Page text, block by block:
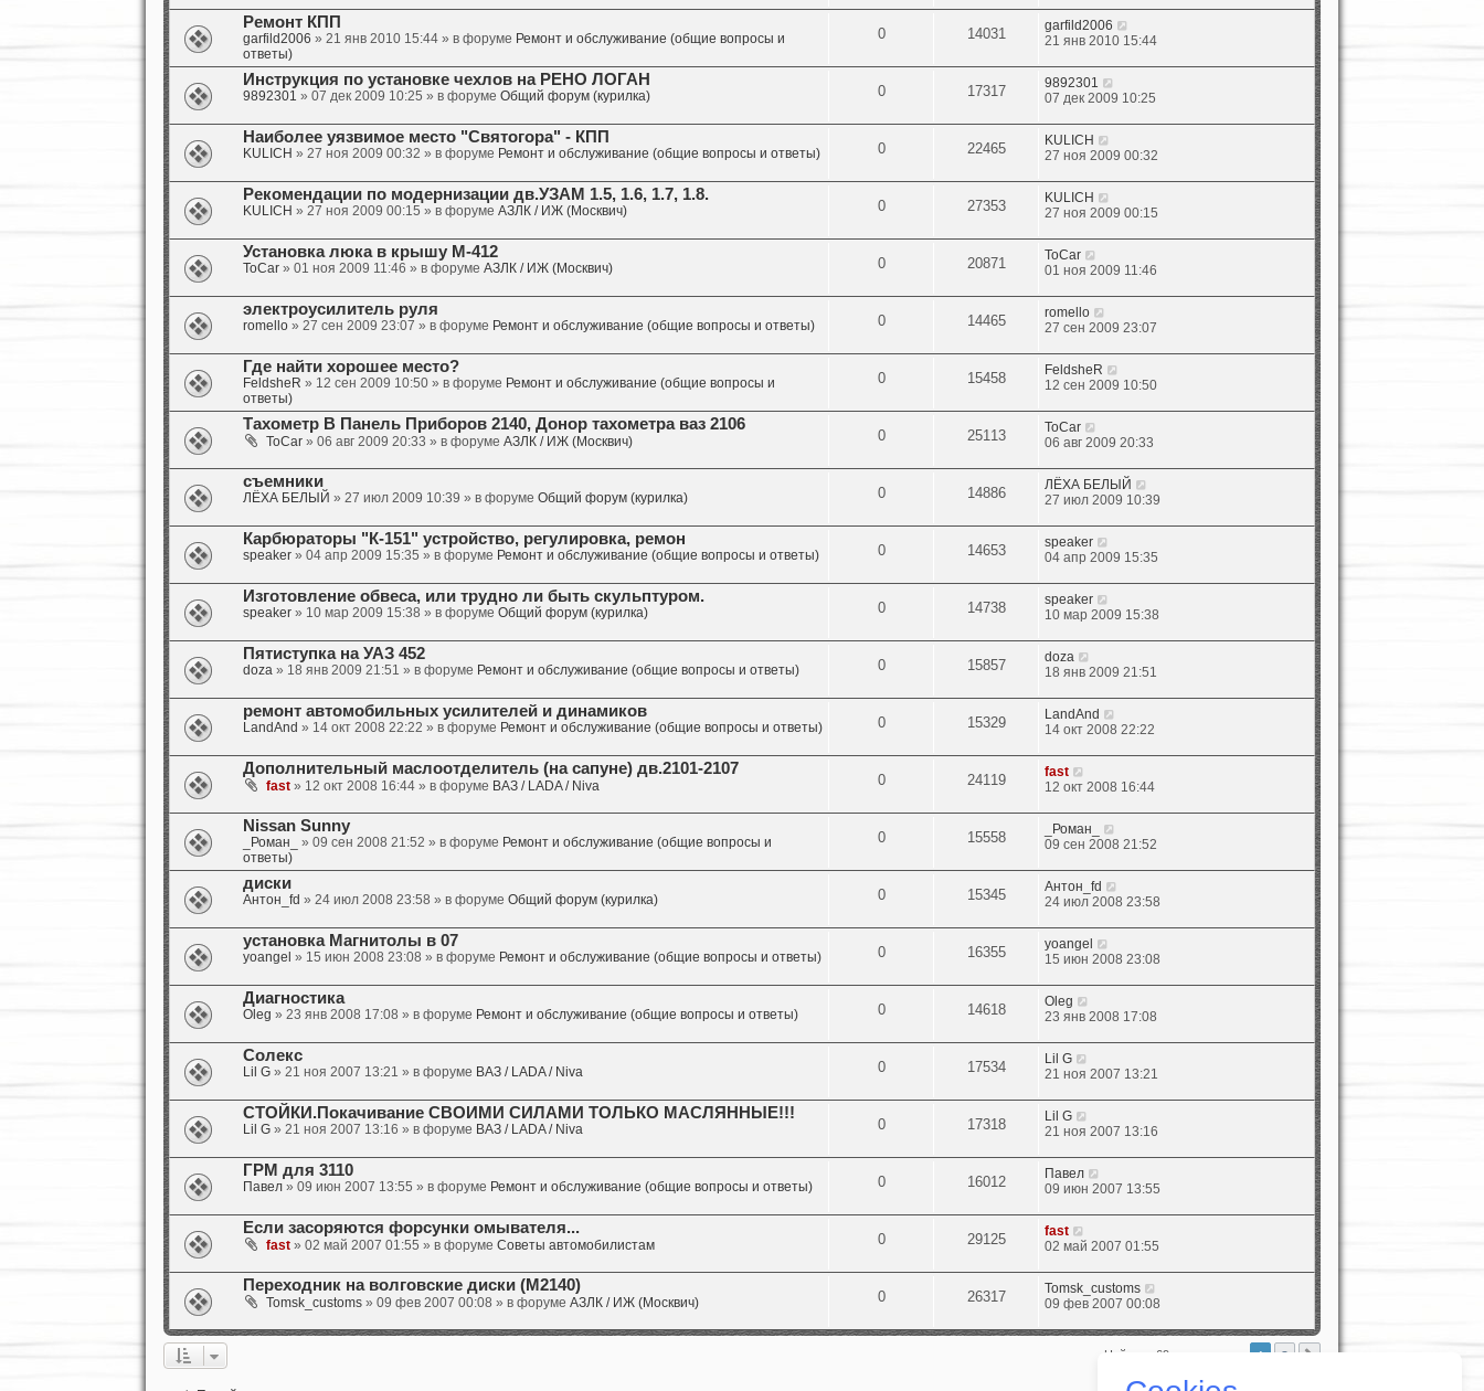
Ремонт КПП
garfild2006 » 21 янв 2010 15:44 » в форуме Ремонт и обслуживание (общие вопросы и
ответы)
0 14031
garfild2006
21 янв 2010 15:44
Инструкция по установке чехлов на РЕНО ЛОГАН
9892301 » 07 дек 2009 10:25 » в форуме Общий форум (курилка) 0 17317
9892301
07 дек 2009 10:25
Наиболее уязвимое место "Святогора" - КПП
KULICH » 27 ноя 2009 00:32 » в форуме Ремонт и обслуживание (общие вопросы и ответы) 0 22465
KULICH
27 ноя 2009 00:32
Рекомендации по модернизации дв.УЗАМ 1.5, 1.6, 1.7, 1.8.
KULICH » 27 ноя 2009 00:15 » в форуме АЗЛК / ИЖ (Москвич) 0 27353
KULICH
27 ноя 2009 00:15
Установка люка в крышу М-412
ToCar» 01 ноя 2009 11:46 » в форуме АЗЛК / ИЖ (Москвич) 0 20871
ToCar
01 ноя 2009 11:46
электроусилитель руля
romello» 27 сен 2009 23:07 » в форуме Ремонт и обслуживание (общие вопросы и ответы) 0 14465
romello
27 сен 2009 23:07
Где найти хорошее место?
FeldsheR » 12 сен 2009 10:50 » в форуме Ремонт и обслуживание (общие вопросы и
ответы)
0 15458
FeldsheR
12 сен 2009 10:50
Тахометр В Панель Приборов 2140, Донор тахометра ваз 2106
ToCar» 06 авг 2009 20:33 » в форуме АЗЛК / ИЖ (Москвич) 0 25113
ToCar
06 авг 2009 20:33
съемники
ЛЁХА БЕЛЫЙ » 27 июл 2009 10:39 » в форуме Общий форум (курилка) 0 14886
ЛЁХА БЕЛЫЙ
27 июл 2009 10:39
Карбюраторы "К-151" устройство, регулировка, ремон
speaker» 04 апр 2009 15:35 » в форуме Ремонт и обслуживание (общие вопросы и ответы) 0 14653
speaker
04 апр 2009 15:35
Изготовление обвеса, или трудно ли быть скульптуром.
speaker» 10 мар 2009 15:38 » в форуме Общий форум (курилка) 0 14738
speaker
10 мар 2009 15:38
Пятиступка на УАЗ 452
doza» 18 янв 2009 21:51 » в форуме Ремонт и обслуживание (общие вопросы и ответы) 0 15857
doza
18 янв 2009 21:51
ремонт автомобильных усилителей и динамиков
LandAnd » 14 окт 2008 22:22 » в форуме Ремонт и обслуживание (общие вопросы и ответы) 0 15329
LandAnd
14 окт 2008 22:22
Дополнительный маслоотделитель (на сапуне) дв.2101-2107
fast» 12 окт 2008 16:44 » в форуме ВАЗ / LADA / Niva 0 24119
fast
12 окт 2008 16:44
Nissan Sunny
_Роман_ » 09 сен 2008 21:52 » в форуме Ремонт и обслуживание (общие вопросы и
ответы)
0 15558
_Роман_
09 сен 2008 21:52
диски
Антон_fd » 24 июл 2008 23:58 » в форуме Общий форум (курилка) 0 15345
Антон_fd
24 июл 2008 23:58
установка Магнитолы в 07
yoangel » 15 июн 2008 23:08 » в форуме Ремонт и обслуживание (общие вопросы и ответы) 0 16355
yoangel
15 июн 2008 23:08
Диагностика
Oleg » 23 янв 2008 17:08 » в форуме Ремонт и обслуживание (общие вопросы и ответы) 0 14618
Oleg
23 янв 2008 17:08
Солекс
Lil G» 21 ноя 2007 13:21 » в форуме ВАЗ / LADA / Niva 0 17534
Lil G
21 ноя 2007 13:21
СТОЙКИ.Покачивание СВОИМИ СИЛАМИ ТОЛЬКО МАСЛЯННЫЕ!!!
Lil G» 21 ноя 2007 13:16 » в форуме ВАЗ / LADA / Niva 0 17318
Lil G
21 ноя 2007 13:16
ГРМ для 3110
Павел» 09 июн 2007 13:55 » в форуме Ремонт и обслуживание (общие вопросы и ответы) 0 16012
Павел
09 июн 2007 13:55
Если засоряются форсунки омывателя...
fast» 02 май 2007 01:55 » в форуме Советы автомобилистам 0 29125
fast
02 май 2007 01:55
Переходник на волговские диски (М2140)
Tomsk_customs» 09 фев 2007 00:08 » в форуме АЗЛК / ИЖ (Москвич) 0 26317
Tomsk_customs
09 фев 2007 00:08
Найдено 69 результатов 1 2 След.